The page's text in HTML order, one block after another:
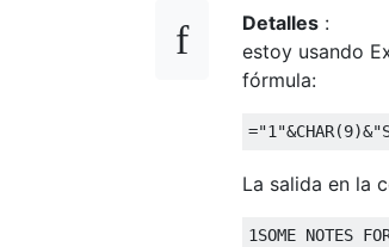
Detalles :
estoy usando
fórmula:
La salida en la